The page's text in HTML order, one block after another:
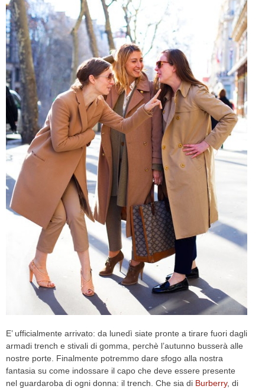
E’ ufficialmente arrivato: da lunedì siate pronte a tirare fuori dagli
armadi trench e stivali di gomma, perchè l’autunno busserà alle
nostre porte. Finalmente potremmo dare sfogo alla nostra
fantasia su come indossare il capo che deve essere presente
nel guardaroba di ogni donna: il trench. Che sia di Burberry, di